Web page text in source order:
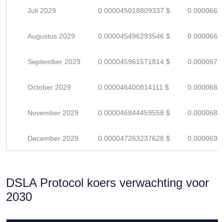
Juli 2029 0.000045018809337 $
Augustus 2029 0.000045496293546 $
September 2029 0.000045961571814 $
October 2029 0.000046400814111 $
November 2029 0.000046844459558 $
December 2029 0.000047263237628 $
DSLA Protocol koers verwachting voor
2030